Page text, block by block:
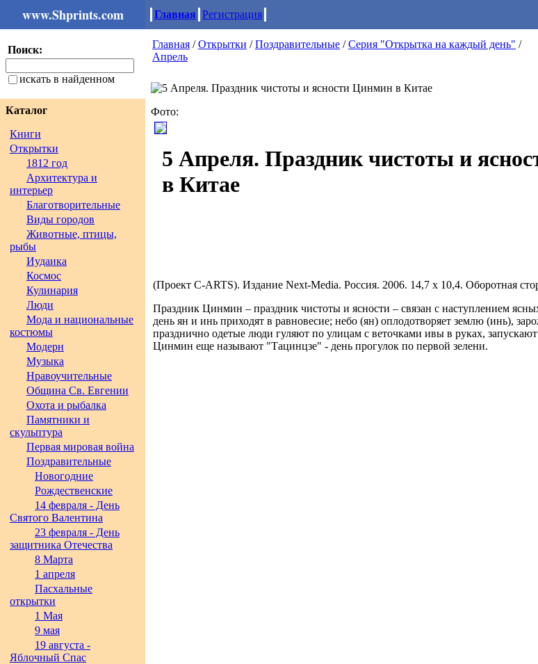
www.Shprints.com Главная Регистрация
Поиск:
искать в найденном
Каталог
Книги
Открытки
1812 год
Архитектура и
интерьер
Благотворительные
Виды городов
Животные, птицы,
рыбы
Иудаика
Космос
Кулинария
Люди
Мода и национальные
костюмы
Модерн
Музыка
Нравоучительные
Община Св. Евгении
Охота и рыбалка
Памятники и
скульптура
Первая мировая война
Поздравительные
Новогодние
Рождественские
14 февраля - День
Святого Валентина
23 февраля - День
защитника Отечества
8 Марта
1 апреля
Пасхальные
открытки
1 Мая
9 мая
19 августа -
Яблочный Спас
Главная /Открытки /Поздравительные /Серия "Открытка на каждый день" /
Апрель
Фото:
5 Апреля. Праздник чистоты и
в Китае
(Проект C-ARTS). Издание Next-Media. Россия. 2006. 14,7 х 10,4. Оборотная
Праздник Цинмин – праздник чистоты и ясности – связан с наступлением
день ян и инь приходят в равновесие; небо (ян) оплодотворяет землю (инь),
празднично одетые люди гуляют по улицам с веточками ивы в руках,
Цинмин еще называют "Тацинцзе" - день прогулок по первой зелени.